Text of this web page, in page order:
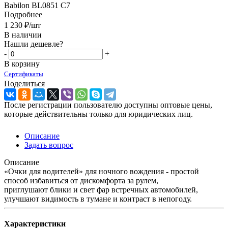
Babilon BL0851 C7
Подробнее
1 230 ₽/шт
В наличии
Нашли дешевле?
-
+
В корзину
Сертификаты
Поделиться
После регистрации пользователю доступны оптовые цены,
которые действительны только для юридических лиц.
Описание
Задать вопрос
Описание
«Очки для водителей» для ночного вождения - простой
способ избавиться от дискомфорта за рулем,
приглушают блики и свет фар встречных автомобилей,
улучшают видимость в тумане и контраст в непогоду.
Характеристики